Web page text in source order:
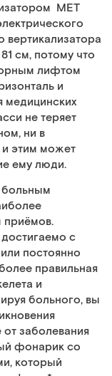
MET
вертикализатора
см, потому что
лифтом
и
медицинских
не теряет
ни в
этим может
ему люди.
больным
приёмов.
с
постоянно
правильная
и
больного, вы
заболевания
фонарик со
который